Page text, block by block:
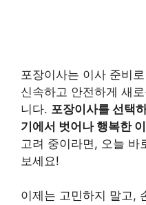
포장이사는 이사 준비
신속하고 안전하게 새
니다. 포장이사를 선택
기에서 벗어나 행복한
고려 중이라면, 오늘 바
보세요!
이제는 고민하지 말고,